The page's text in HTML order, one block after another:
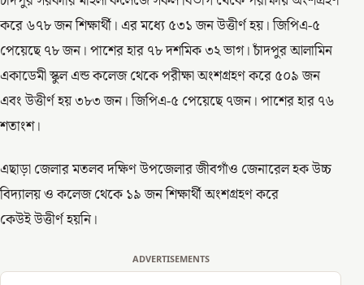
করে ৬৭৮ জন শিক্ষার্থী। এর মধ্যে ৫৩১ জন উত্তীর্ণ হয়। জিপিএ-৫
পেয়েছে ৭৮ জন। পাশের হার ৭৮ দশমিক ৩২ ভাগ। চাঁদপুর আলামিন
একাডেমী স্কুল এন্ড কলেজ থেকে পরীক্ষা অংশগ্রহণ করে ৫০৯ জন
এবং উত্তীর্ণ হয় ৩৮৩ জন। জিপিএ-৫ পেয়েছে ৭জন। পাশের হার ৭৬
শতাংশ।
এছাড়া জেলার মতলব দক্ষিণ উপজেলার জীবগাঁও জেনারেল হক উচ্চ
বিদ্যালয় ও কলেজ থেকে ১৯ জন শিক্ষার্থী অংশগ্রহণ করে
কেউই উত্তীর্ণ হয়নি।
ADVERTISEMENTS